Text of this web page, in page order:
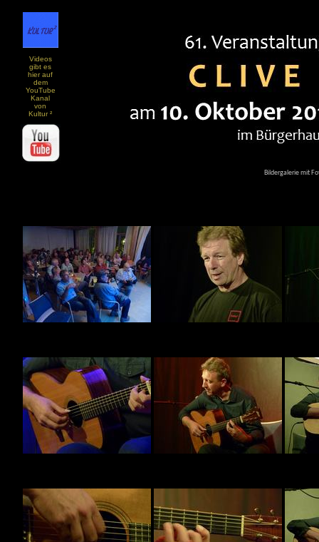
Videos
gibt es
hier auf
dem
YouTube
Kanal
von
Kultur ²
Bildergalerie mit